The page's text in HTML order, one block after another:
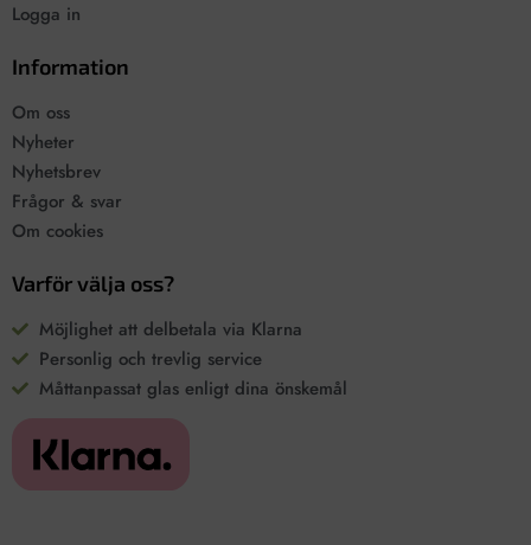
Logga in
Information
Om oss
Nyheter
Nyhetsbrev
Frågor & svar
Om cookies
Varför välja oss?
Möjlighet att delbetala via Klarna
Personlig och trevlig service
Måttanpassat glas enligt dina önskemål